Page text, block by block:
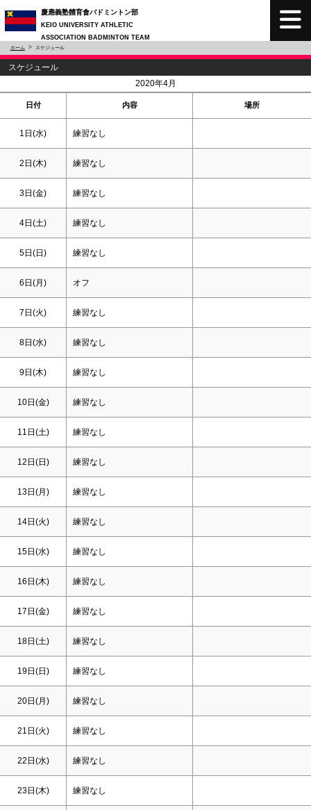
慶應義塾體育會バドミントン部
KEIO UNIVERSITY ATHLETIC
ASSOCIATION BADMINTON TEAM
ホーム スケジュール
スケジュール
2020年4月
日付 内容 場所
1日(水) 練習なし
2日(木) 練習なし
3日(金) 練習なし
4日(土) 練習なし
5日(日) 練習なし
6日(月) オフ
7日(火) 練習なし
8日(水) 練習なし
9日(木) 練習なし
10日(金) 練習なし
11日(土) 練習なし
12日(日) 練習なし
13日(月) 練習なし
14日(火) 練習なし
15日(水) 練習なし
16日(木) 練習なし
17日(金) 練習なし
18日(土) 練習なし
19日(日) 練習なし
20日(月) 練習なし
21日(火) 練習なし
22日(水) 練習なし
23日(木) 練習なし